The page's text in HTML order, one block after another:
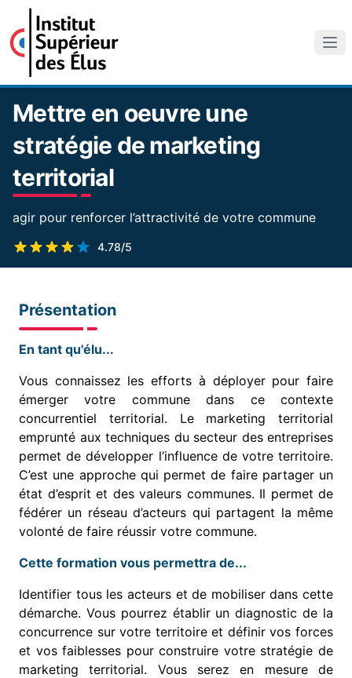
Mettre en oeuvre une
stratégie de marketing
territorial
agir pour renforcer l’attractivité de votre commune
4.78/5
Présentation
En tant qu'élu...
Vous connaissez les efforts à déployer pour faire
émerger votre commune dans ce contexte
concurrentiel territorial. Le marketing territorial
emprunté aux techniques du secteur des entreprises
permet de développer l’influence de votre territoire.
C’est une approche qui permet de faire partager un
état d’esprit et des valeurs communes. Il permet de
fédérer un réseau d’acteurs qui partagent la même
volonté de faire réussir votre commune.
Cette formation vous permettra de...
Identifier tous les acteurs et de mobiliser dans cette
démarche. Vous pourrez établir un diagnostic de la
concurrence sur votre territoire et définir vos forces
et vos faiblesses pour construire votre stratégie de
marketing territorial. Vous serez en mesure de